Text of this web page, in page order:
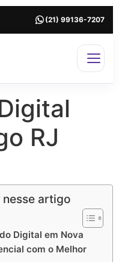
(21) 99136-7207
RJ
artigo
Digital em Nova
com o Melhor